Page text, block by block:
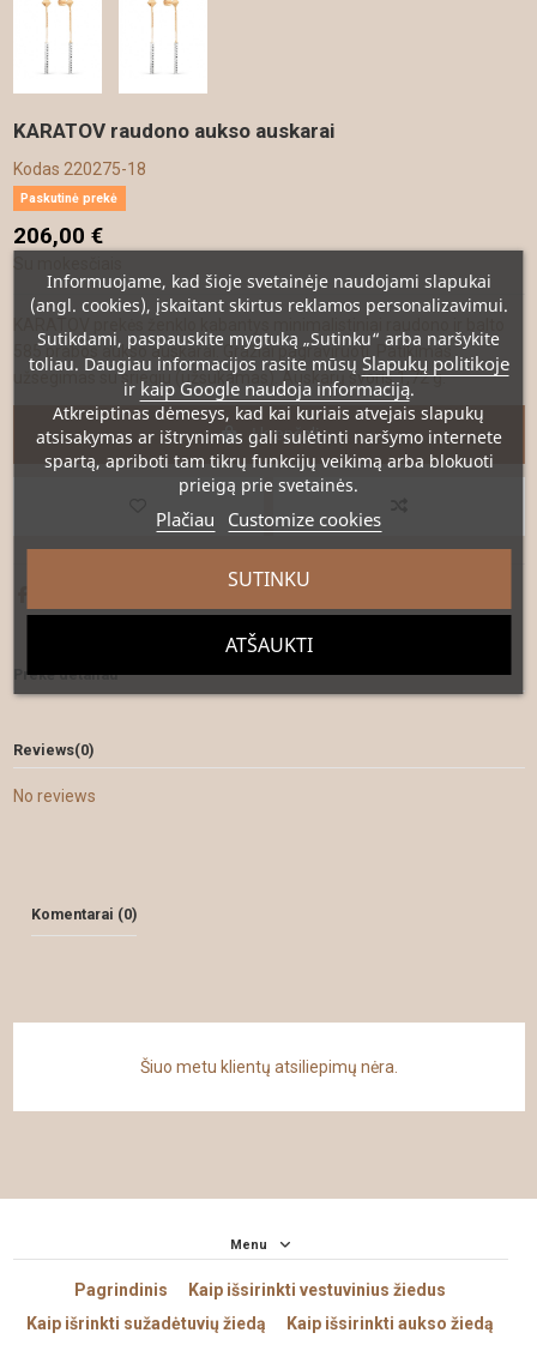
KARATOV raudono aukso auskarai
Kodas 220275-18
Paskutinė prekė
206,00 €
Su mokesčiais
585 prabos aukso auskarai. Gražiai pagraviruoti. Patikimas
užsegimas su sriegiu (užsukamas). Auskarų svoris 1,72 g.
Į krepšelį
Prekė detaliau
Reviews(0)
No reviews
Komentarai (0)
Šiuo metu klientų atsiliepimų nėra.
Menu
Pagrindinis
Kaip išsirinkti vestuvinius žiedus
Kaip išrinkti sužadėtuvių žiedą
Kaip išsirinkti aukso žiedą
Informuojame, kad šioje svetainėje naudojami slapukai
(angl. cookies), įskaitant skirtus reklamos personalizavimui.
Sutikdami, paspauskite mygtuką „Sutinku“ arba naršykite
toliau. Daugiau informacijos rasite mūsų Slapukų politikoje
ir kaip Google naudoja informaciją.
Atkreiptinas dėmesys, kad kai kuriais atvejais slapukų
atsisakymas ar ištrynimas gali sulėtinti naršymo internete
spartą, apriboti tam tikrų funkcijų veikimą arba blokuoti
prieigą prie svetainės.
Plačiau Customize cookies
ATŠAUKTI
SUTINKU